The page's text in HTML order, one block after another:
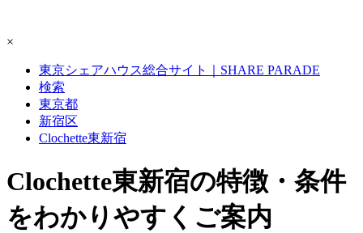
×
東京シェアハウス総合サイト｜SHARE PARADE
検索
東京都
新宿区
Clochette東新宿
Clochette東新宿の特徴・条件
をわかりやすくご案内